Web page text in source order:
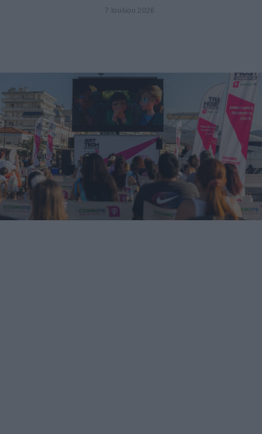
7 Ιουλίου 2026